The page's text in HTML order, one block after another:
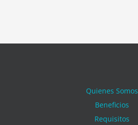
Quienes Somos
Beneficios
Requisitos